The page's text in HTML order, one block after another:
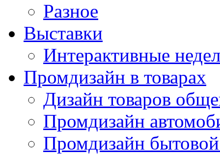
Разное
Выставки
Интерактивные
Промдизайн в товарах
Дизайн товаров
Промдизайн
Промдизайн